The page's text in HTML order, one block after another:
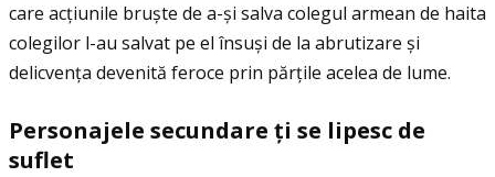
care acţiunile bruște de a-și salva colegul armean de haita
colegilor l-au salvat pe el însuși de la abrutizare și
delicvenţa devenită feroce prin părţile acelea de lume.
Personajele secundare ţi se lipesc de
suflet